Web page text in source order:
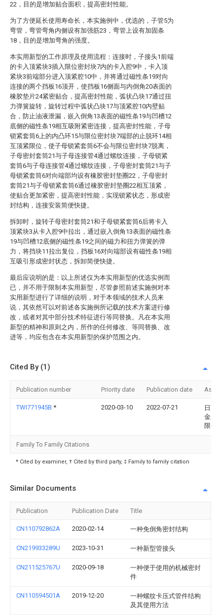
22，目的是增加贴合面积，提高密封性能。
为了方便延长使用寿命长，本实施例中，优选的，子管5为
弯管，弯管弯角内侧设有加强筋23，弯管上设有加固条
18，目的是增加弯角的强度。
本实用新型的工作原理及使用流程：连接时，子接头1前端
的卡入顶紧块3插入限位密封块7内的卡入腔9中，卡入顶
紧块3前端部分进入顶紧腔10中，并将通过磁性条19对向
连接的两个挡板16顶开，使挡板16侧面与内倒角20表面的
橡胶垫片24紧密贴合，提高密封性能，弧状凸块17通过扭
力弹簧旋转，旋转过程中弧状凸块17与顶紧腔10内壁贴
合，防止油液泄漏，嵌入倒角13表面的磁性条19与凹槽12
底侧的磁性条19相互吸附紧密连接，提高密封性能，子母
锁紧套筒6上的内凸环15与限位密封块7端部的止脱环14相
互顶紧限位，使子母锁紧套筒6不会与限位密封块7脱离，
子母密封套筒21与子母连接管4通过螺纹连接，子母锁紧
套筒6与子母连接管4通过螺纹连接，子母密封套筒21与子
母锁紧套筒6对向端部均设有橡胶密封垫圈22，子母密封
套筒21与子母锁紧套筒6通过橡胶密封垫圈22相互顶紧，
使贴合更加紧密，提高密封性能，实现锁紧状态，形成密
封结构，连接安装简便快捷。
拆卸时，旋转子母密封套筒21和子母锁紧套筒6后将卡入
顶紧块3从卡入腔9中拉出，通过嵌入倒角13表面的磁性条
19与凹槽12底侧的磁性条19之间的磁力和扭力弹簧的弹
力，将挡块11拉出复位，挡板16对向端部设有磁性条19相
互吸引形成密封状态，拆卸简便快捷。
最后应说明的是：以上所述仅为本实用新型的优选实例而
已，并不用于限制本实用新型，尽管参照前述实施例对本
实用新型进行了详细的说明，对于本领域的技术人员来
说，其依然可以对前述各实施例所记载的技术方案进行修
改，或者对其中部分技术特征进行等同替换。凡在本实用
新型的精神和原则之内，所作的任何修改、等同替换、改
进等，均应包含在本实用新型的保护范围之内。
Cited By (1)
Publication number Priority date Publication date
TWI771945B * 2020-03-10 2022-07-21
日商
金股
限公
Family To Family Citations
* Cited by examiner, † Cited by third party, ‡ Family to family citation
Similar Documents
Publication Publication Date Title
CN110792862A 2020-02-14 一种免倒角密封结构
CN219933289U 2023-10-31 一种新型管接头
CN211525767U 2020-09-18
一种便于使用的机械密封
件
CN110594501A 2019-12-20
一种螺纹卡压式管件结构
及其使用方法